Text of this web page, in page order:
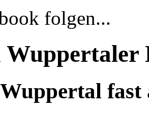
folgen...
Wuppertaler
fast